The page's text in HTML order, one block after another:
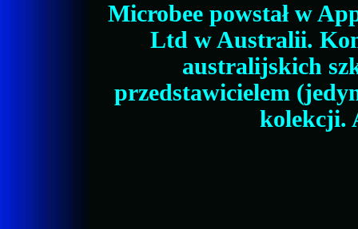
Microbee powstał w
Ltd w Australii.
australijskich
przedstawicielem
kolekcji.